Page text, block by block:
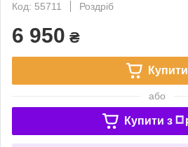
Код: 55711
Роздріб
6 950 ₴
Купити
або
Купити з